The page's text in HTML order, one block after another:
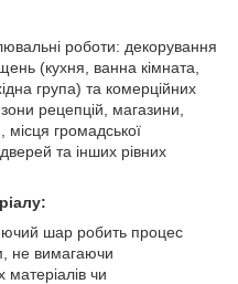
роботи: декорування
(кухня, ванна кімната,
група) та комерційних
рецепцій, магазини,
громадської
та інших рівних
шар робить процес
не вимагаючи
матеріалів чи